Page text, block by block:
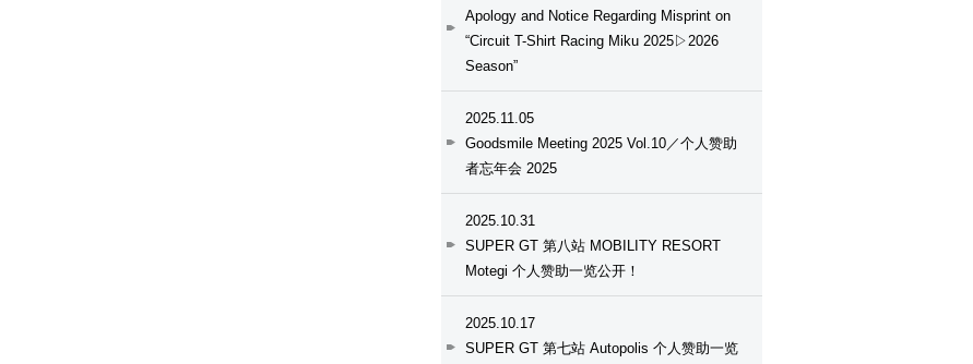
Apology and Notice Regarding Misprint on
“Circuit T-Shirt Racing Miku 2025▷2026
Season”
2025.11.05
Goodsmile Meeting 2025 Vol.10／个人赞助
者忘年会 2025
2025.10.31
SUPER GT 第八站 MOBILITY RESORT
Motegi 个人赞助一览公开！
2025.10.17
SUPER GT 第七站 Autopolis 个人赞助一览